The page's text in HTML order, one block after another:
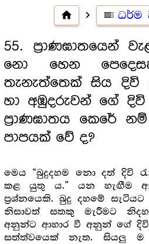
home navigate_next toc ධර්ම
55. ප්‍රාණඝාතයෙන්
නො හෙන
තැනැත්තෙක් සිය දිවි
හා අඹුදරුවන් ගේ
ප්‍රාණඝාතය කෙරේ
පාපයක් වේ ද?
මෙය “බුදුදහම නො දත් දිවි
කළ යුතු ය.” යන හැඟීම
ප්‍ර‍ශ්නයෙකි. බුදු දහමේ
නිසාවත් සතකු මැරීමට
අනුන්ට ආහාර වී අනුන් ගේ
සත්ත්වයෙක් නැත. සියලු